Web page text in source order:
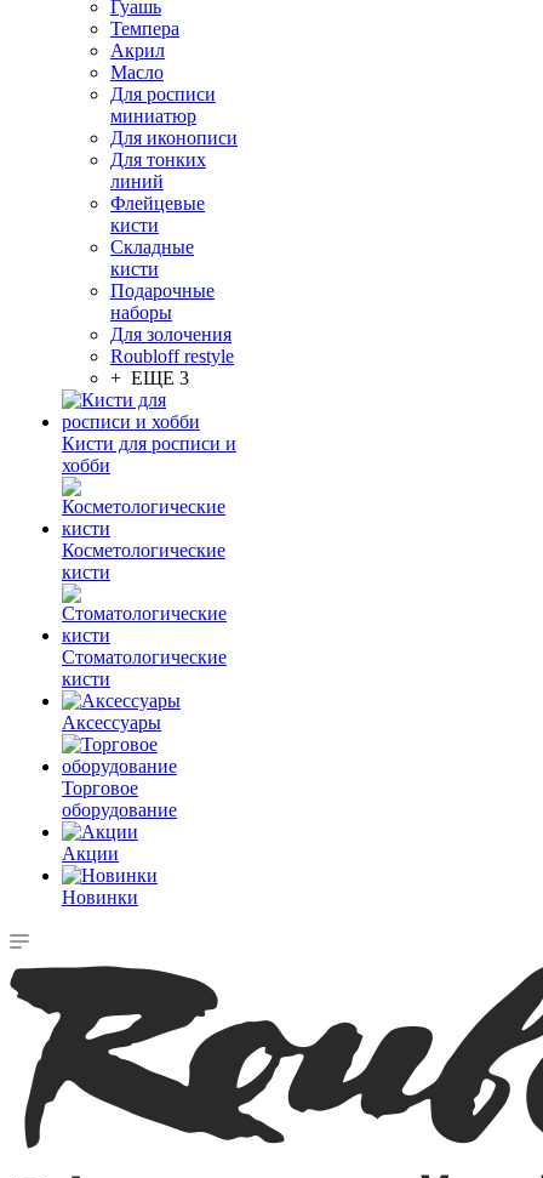
Гуашь
Темпера
Акрил
Масло
Для росписи
миниатюр
Для иконописи
Для тонких
линий
Флейцевые
кисти
Складные
кисти
Подарочные
наборы
Для золочения
Roubloff restyle
+ ЕЩЕ 3
Кисти для росписи и
хобби
Косметологические
кисти
Стоматологические
кисти
Аксессуары
Торговое
оборудование
Акции
Новинки